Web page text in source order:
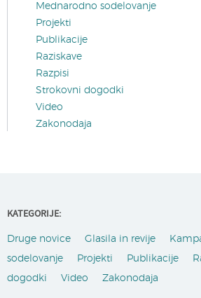
Mednarodno sodelovanje
Projekti
Publikacije
Raziskave
Razpisi
Strokovni dogodki
Video
Zakonodaja
KATEGORIJE:
Druge novice Glasila in revije
sodelovanje
Projekti Publikacije
dogodki
Video Zakonodaja